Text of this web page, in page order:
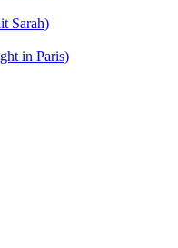
Sarah)
in Paris)